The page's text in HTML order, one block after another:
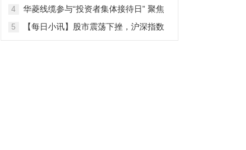
4
华菱线缆参与“投资者集体接待日” 聚焦
5
【每日小讯】股市震荡下挫，沪深指数